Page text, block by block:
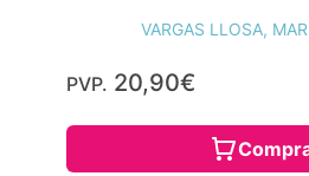
VARGAS LLOSA,
PVP. 20,90€